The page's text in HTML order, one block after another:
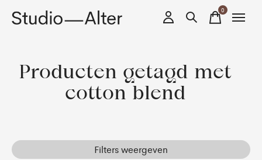
0items
Producten getagd met
cotton blend
Filters weergeven